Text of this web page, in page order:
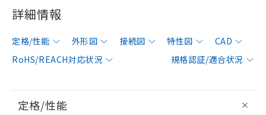
詳細情報
定格/性能 外形図 接続図 特性図
CAD
RoHS/REACH対応状況
規格認証/適合状況
定格/性能